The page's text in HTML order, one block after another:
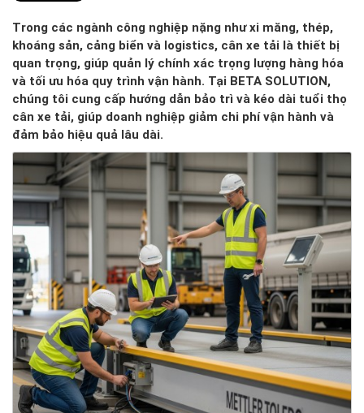
Trong các ngành công nghiệp nặng như xi măng, thép,
khoáng sản, cảng biển và logistics, cân xe tải là thiết bị
quan trọng, giúp quản lý chính xác trọng lượng hàng hóa
và tối ưu hóa quy trình vận hành. Tại BETA SOLUTION,
chúng tôi cung cấp hướng dẫn bảo trì và kéo dài tuổi thọ
cân xe tải, giúp doanh nghiệp giảm chi phí vận hành và
đảm bảo hiệu quả lâu dài.